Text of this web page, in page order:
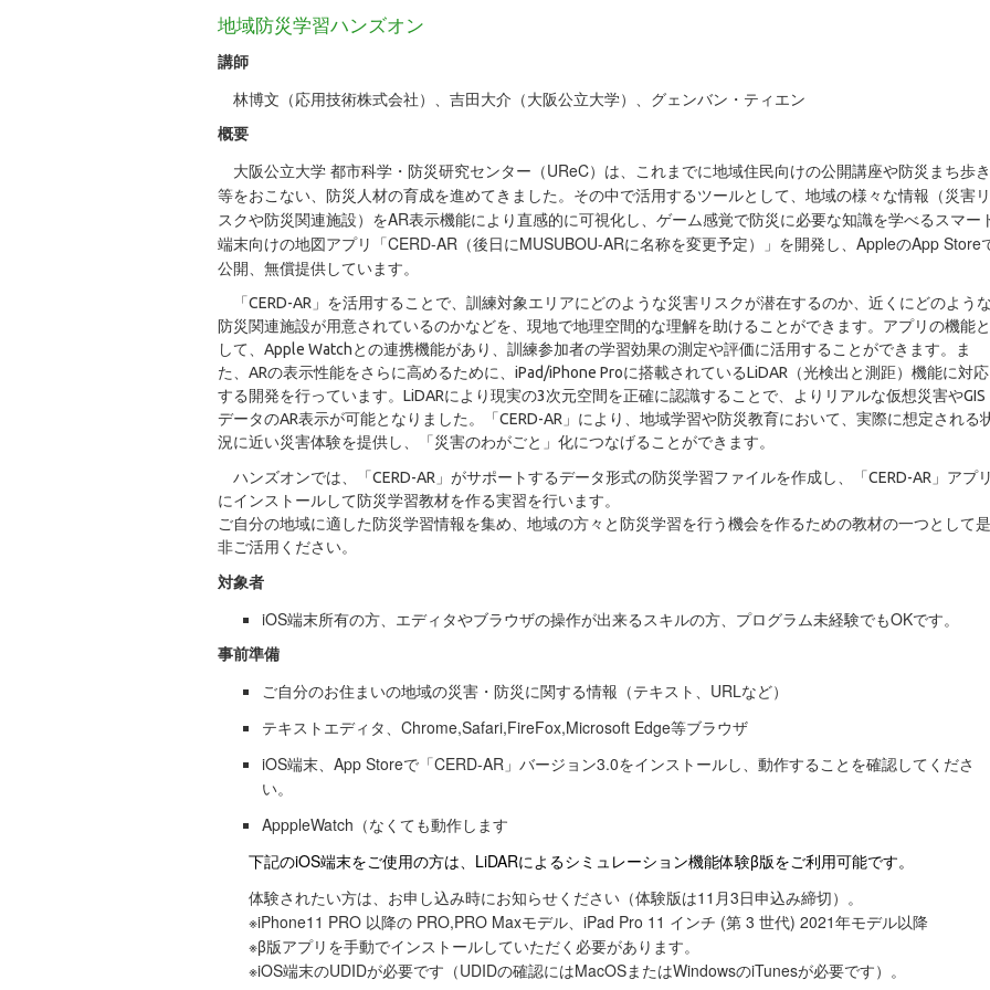
地域防災学習ハンズオン
講師
林博文（応用技術株式会社）、吉田大介（大阪公立大学）、グェンバン・ティエン
概要
大阪公立大学 都市科学・防災研究センター（UReC）は、これまでに地域住民向けの公開講座や防災まち歩き
等をおこない、防災人材の育成を進めてきました。その中で活用するツールとして、地域の様々な情報（災害リ
スクや防災関連施設）をAR表示機能により直感的に可視化し、ゲーム感覚で防災に必要な知識を学べるスマー
端末向けの地図アプリ「CERD-AR（後日にMUSUBOU-ARに名称を変更予定）」を開発し、AppleのApp Store
公開、無償提供しています。
「CERD-AR」を活用することで、訓練対象エリアにどのような災害リスクが潜在するのか、近くにどのような
防災関連施設が用意されているのかなどを、現地で地理空間的な理解を助けることができます。アプリの機能と
して、Apple Watchとの連携機能があり、訓練参加者の学習効果の測定や評価に活用することができます。ま
た、ARの表示性能をさらに高めるために、iPad/iPhone Proに搭載されているLiDAR（光検出と測距）機能に対応
する開発を行っています。LiDARにより現実の3次元空間を正確に認識することで、よりリアルな仮想災害やGIS
データのAR表示が可能となりました。「CERD-AR」により、地域学習や防災教育において、実際に想定される
況に近い災害体験を提供し、「災害のわがごと」化につなげることができます。
ハンズオンでは、「CERD-AR」がサポートするデータ形式の防災学習ファイルを作成し、「CERD-AR」アプリ
にインストールして防災学習教材を作る実習を行います。
ご自分の地域に適した防災学習情報を集め、地域の方々と防災学習を行う機会を作るための教材の一つとして是
非ご活用ください。
対象者
iOS端末所有の方、エディタやブラウザの操作が出来るスキルの方、プログラム未経験でもOKです。
事前準備
ご自分のお住まいの地域の災害・防災に関する情報（テキスト、URLなど）
テキストエディタ、Chrome,Safari,FireFox,Microsoft Edge等ブラウザ
iOS端末、App Storeで「CERD-AR」バージョン3.0をインストールし、動作することを確認してくださ
い。
ApppleWatch（なくても動作します
下記のiOS端末をご使用の方は、LiDARによるシミュレーション機能体験β版をご利用可能です。
体験されたい方は、お申し込み時にお知らせください（体験版は11月3日申込み締切）。
※iPhone11 PRO 以降の PRO,PRO Maxモデル、iPad Pro 11 インチ (第 3 世代) 2021年モデル以降
※β版アプリを手動でインストールしていただく必要があります。
※iOS端末のUDIDが必要です（UDIDの確認にはMacOSまたはWindowsのiTunesが必要です）。